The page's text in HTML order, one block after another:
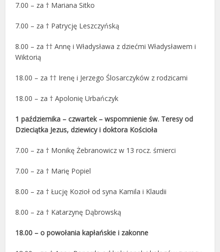
7.00 – za † Mariana Sitko
7.00 – za † Patrycję Leszczyńską
8.00 – za †† Annę i Władysława z dziećmi Władysławem i
Wiktorią
18.00 – za †† Irenę i Jerzego Ślosarczyków z rodzicami
18.00 – za † Apolonię Urbańczyk
1 października – czwartek – wspomnienie św. Teresy od
Dzieciątka Jezus, dziewicy i doktora Kościoła
7.00 – za † Monikę Żebranowicz w 13 rocz. śmierci
7.00 – za † Marię Popiel
8.00 – za † Łucję Kozioł od syna Kamila i Klaudii
8.00 – za † Katarzynę Dąbrowską
18.00 – o powołania kapłańskie i zakonne